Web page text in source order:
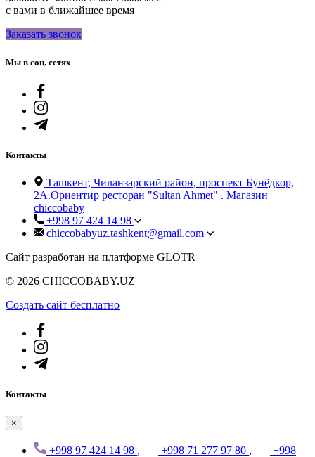
с вами в ближайшее время
Заказать звонок
Мы в соц. сетях
Контакты
Ташкент, Чиланзарский район, проспект Бунёдкор,
2А.Ориентир ресторан "Sultan Ahmet" . Магазин
chiccobaby
+998 97 424 14 98
chiccobabyuz.tashkent@gmail.com
Сайт разработан на платформе GLOTR
© 2026 CHICCOBABY.UZ
Создать cайт бесплатно
Контакты
×
+998 97 424 14 98 , +998 71 277 97 80 , +998